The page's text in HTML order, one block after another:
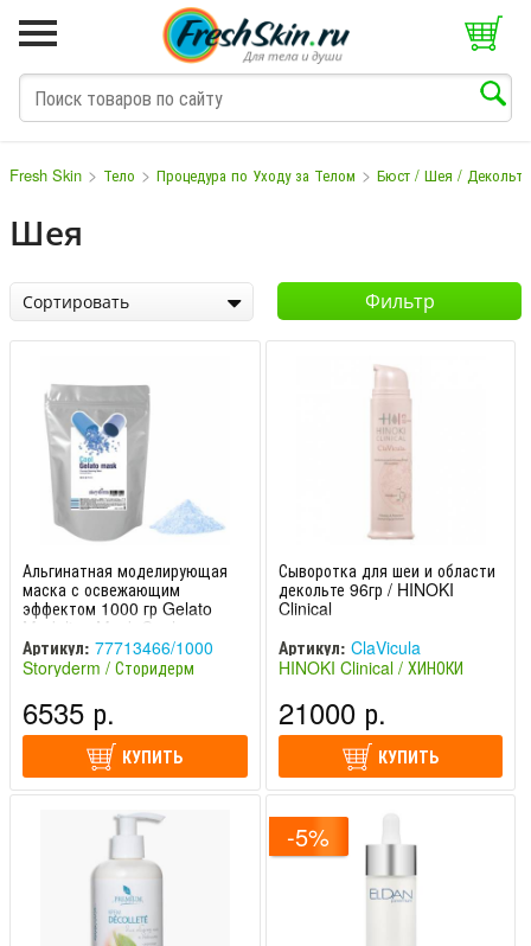
Fresh Skin > Тело > Процедура по Уходу за Телом > Бюст / Шея /
Шея
Сортировать Фильтр
Альгинатная моделирующая
маска с освежающим
эффектом 1000 гр Gelato
Modeling Mask Cool
Storyderm / Сторидерм
Артикул: 77713466/1000
Storyderm / Сторидерм
6535 р.
КУПИТЬ
Сыворотка для шеи и области
декольте 96гр / HINOKI
Clinical
Артикул: ClaVicula
HINOKI Clinical / ХИНОКИ
21000 р.
КУПИТЬ
-5%
M N O P Q S T V W